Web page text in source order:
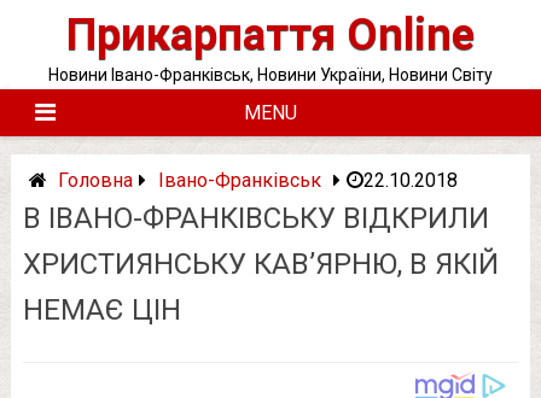
Прикарпаття Online
Новини Івано-Франківськ, Новини України, Новини Світу
MENU
Головна Івано-Франківськ 22.10.2018
В ІВАНО-ФРАНКІВСЬКУ ВІДКРИЛИ
ХРИСТИЯНСЬКУ КАВ’ЯРНЮ, В ЯКІЙ
НЕМАЄ ЦІН